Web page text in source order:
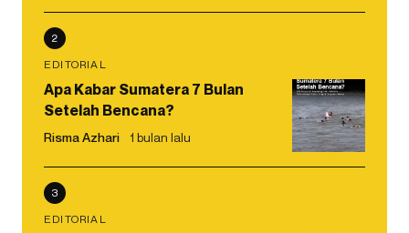
2
EDITORIAL
Apa Kabar Sumatera 7 Bulan
Setelah Bencana?
Risma Azhari 1 bulan lalu
3
EDITORIAL